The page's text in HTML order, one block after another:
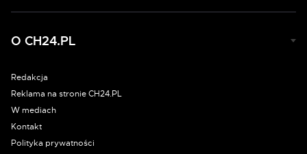
O CH24.PL
Redakcja
Reklama na stronie CH24.PL
W mediach
Kontakt
Polityka prywatności